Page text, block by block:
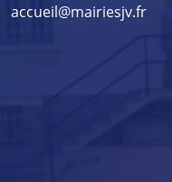
accueil@mairiesjv.fr